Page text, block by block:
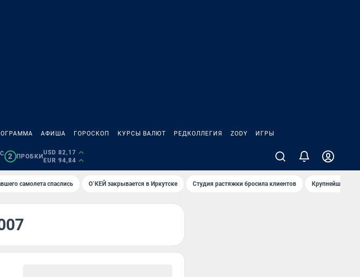
АФИША ГОРОСКОП КУРСЫ ВАЛЮТ РЕДКОЛЛЕГИЯ ZODY ИГРЫ
2 ПРОБКИ
USD 82,17
EUR 94,84
самолета спаслись О`КЕЙ закрывается в Иркутске Студия растяжки бросила клиентов Крупнейшие